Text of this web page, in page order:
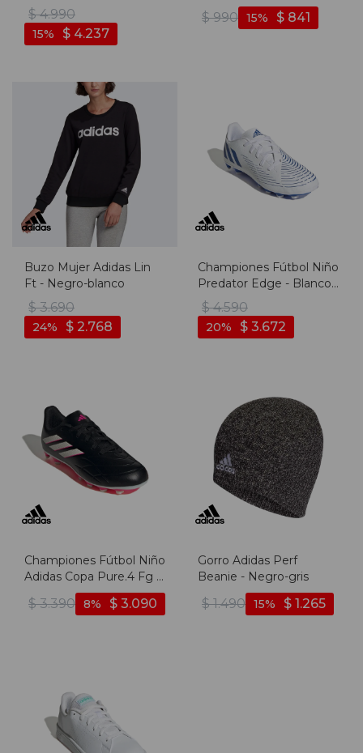
Blanco-rojo
$ 4.990
$ 4.237
15
$ 990 $ 841
15
Buzo Mujer Adidas Lin
Ft - Negro-blanco
$ 3.690
$ 2.768
24
Championes Fútbol Niño
Predator Edge - Blanco-
azul
$ 4.590
$ 3.672
20
Championes Fútbol Niño
Adidas Copa Pure.4 Fg -
Negro-blanco
$ 3.390 $ 3.090
8
Gorro Adidas Perf
Beanie - Negro-gris
$ 1.490 $ 1.265
15